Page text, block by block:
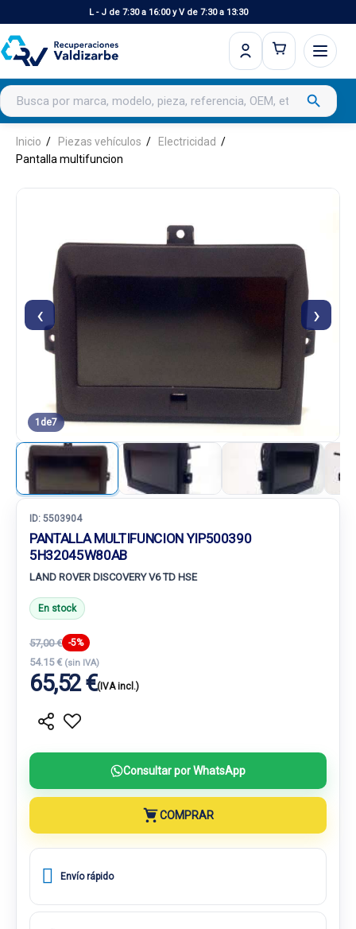
L - J de 7:30 a 16:00 y V de 7:30 a 13:30
Buscar productos search
Inicio Piezas vehículos
Electricidad
Pantalla multifuncion
‹ ›
1 de7
ID: 5503904
PANTALLA MULTIFUNCION YIP500390
5H32045W80AB
LAND ROVER DISCOVERY V6 TD HSE
En stock
57,00 € -5%
54.15 € (sin IVA)
65,52 €(IVA incl.)
Consultar por WhatsApp
COMPRAR
Envío rápido